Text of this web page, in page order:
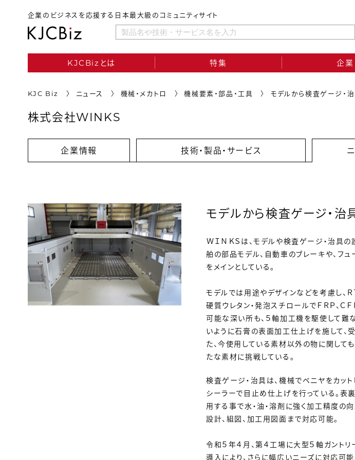
企業のビジネスを応援する日本最大級のコミュニティサイト
KJCBizとは 特集 企業
KJC Biz ニュース 機械・メカトロ 機械要素・部品・工具 モデルから検査ゲージ・
株式会社WINKS
企業情報 技術・製品・サービス
モデルから検査ゲージ・治
ＷＩＮＫＳは、モデルや検査ゲージ・治具
舶の部品モデル、自動車のブレーキや、フ
をメインとしている。
モデルでは用途やデザインなどを考慮し、Ｒ
硬質ウレタン・発泡スチロールでＦＲＰ、Ｃ
可能な深い所も、５軸加工機を駆使して難
いように石膏の表面加工仕上げを施して、
た、今使用している素材以外の物に関して
たな素材に挑戦している。
検査ゲージ・治具は、機械でベニヤをカッ
シーラーで目止め仕上げを行っている。表
用する事で水・油・溶剤に強く加工精度の
設計、組図、加工用図面まで対応可能。
令和５年４月、第４工場に大型５軸ガント
導入により、さらに幅広いニーズに対応可能